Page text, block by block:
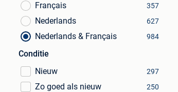
Français
357
Nederlands 627
Nederlands & Français 984
Conditie
Nieuw
297
Zo goed als nieuw 250